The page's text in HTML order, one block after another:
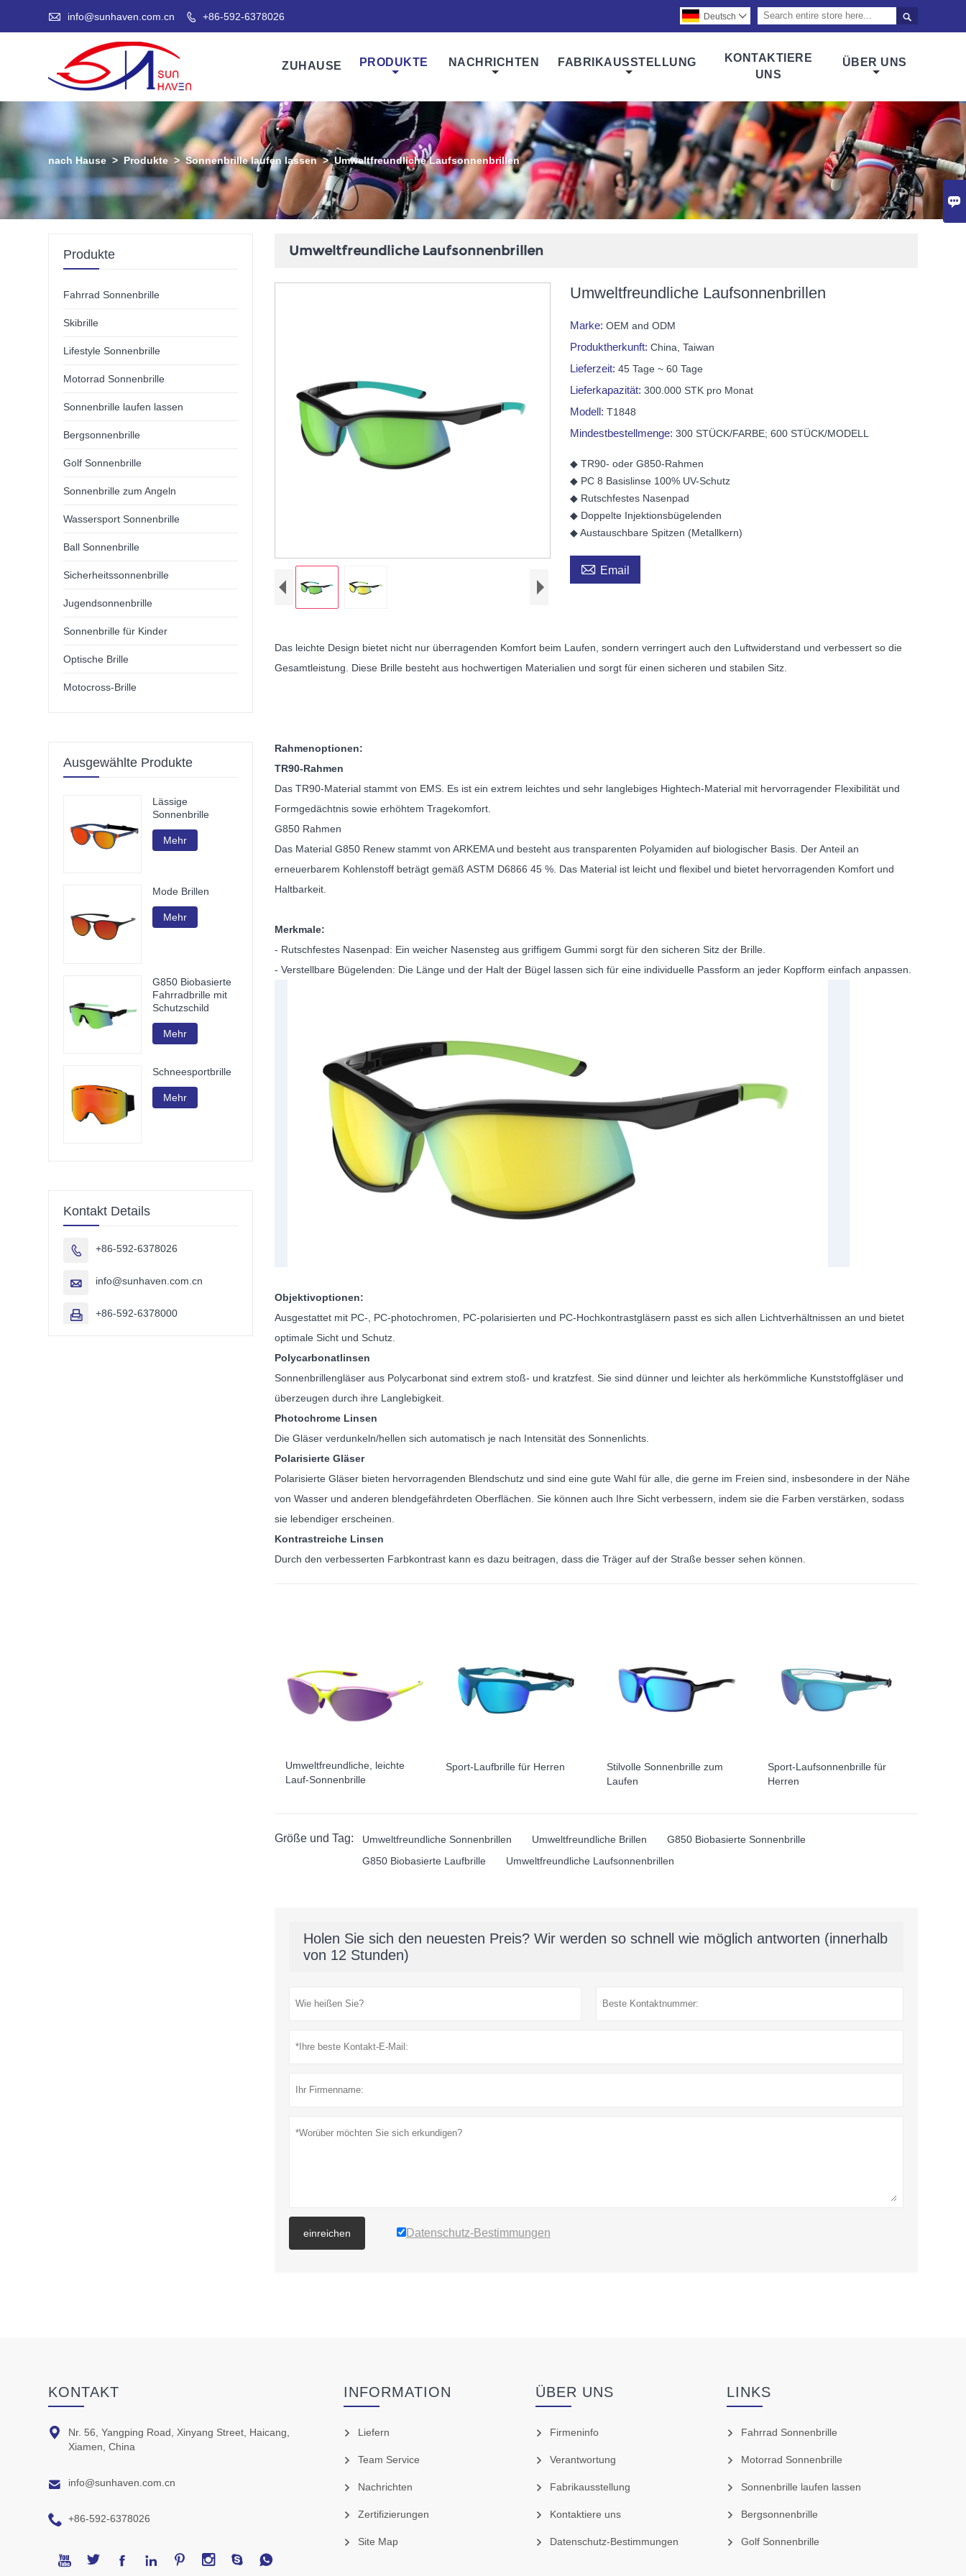

 info@sunhaven.com.cn  +86-592-6378026 
Deutsch 
ZUHAUSE PRODUKTE NACHRICHTEN FABRIKAUSSTELLUNG
KONTAKTIERE
UNS
ÜBER UNS
nach Hause > Produkte > Sonnenbrille laufen lassen > Umweltfreundliche Laufsonnenbrillen
Umweltfreundliche Laufsonnenbrillen
Umweltfreundliche Laufsonnenbrillen
Marke:OEM and ODM
Produktherkunft:China, Taiwan
Lieferzeit:45 Tage ~ 60 Tage
Lieferkapazität:300.000 STK pro Monat
Modell:T1848
Mindestbestellmenge:300 STÜCK/FARBE; 600 STÜCK/MODELL
◆ TR90- oder G850-Rahmen
◆ PC 8 Basislinse 100% UV-Schutz
◆ Rutschfestes Nasenpad
◆ Doppelte Injektionsbügelenden
◆ Austauschbare Spitzen (Metallkern)
 Email
Das leichte Design bietet nicht nur überragenden Komfort beim Laufen, sondern verringert auch den Luftwiderstand und verbessert so die
Gesamtleistung. Diese Brille besteht aus hochwertigen Materialien und sorgt für einen sicheren und stabilen Sitz.
Rahmenoptionen:
TR90-Rahmen
Das TR90-Material stammt von EMS. Es ist ein extrem leichtes und sehr langlebiges Hightech-Material mit hervorragender Flexibilität und
Formgedächtnis sowie erhöhtem Tragekomfort.
G850 Rahmen
Das Material G850 Renew stammt von ARKEMA und besteht aus transparenten Polyamiden auf biologischer Basis. Der Anteil an
erneuerbarem Kohlenstoff beträgt gemäß ASTM D6866 45 %. Das Material ist leicht und flexibel und bietet hervorragenden Komfort und
Haltbarkeit.
Merkmale:
- Rutschfestes Nasenpad: Ein weicher Nasensteg aus griffigem Gummi sorgt für den sicheren Sitz der Brille.
- Verstellbare Bügelenden: Die Länge und der Halt der Bügel lassen sich für eine individuelle Passform an jeder Kopfform einfach anpassen.
Objektivoptionen:
Ausgestattet mit PC-, PC-photochromen, PC-polarisierten und PC-Hochkontrastgläsern passt es sich allen Lichtverhältnissen an und bietet
optimale Sicht und Schutz.
Polycarbonatlinsen
Sonnenbrillengläser aus Polycarbonat sind extrem stoß- und kratzfest. Sie sind dünner und leichter als herkömmliche Kunststoffgläser und
überzeugen durch ihre Langlebigkeit.
Photochrome Linsen
Die Gläser verdunkeln/hellen sich automatisch je nach Intensität des Sonnenlichts.
Polarisierte Gläser
Polarisierte Gläser bieten hervorragenden Blendschutz und sind eine gute Wahl für alle, die gerne im Freien sind, insbesondere in der Nähe
von Wasser und anderen blendgefährdeten Oberflächen. Sie können auch Ihre Sicht verbessern, indem sie die Farben verstärken, sodass
sie lebendiger erscheinen.
Kontrastreiche Linsen
Durch den verbesserten Farbkontrast kann es dazu beitragen, dass die Träger auf der Straße besser sehen können.
Umweltfreundliche, leichte
Lauf-Sonnenbrille
Sport-Laufbrille für Herren
Stilvolle Sonnenbrille zum
Laufen
Sport-Laufsonnenbrille für
Herren
Größe und Tag: Umweltfreundliche Sonnenbrillen Umweltfreundliche Brillen
G850 Biobasierte Sonnenbrille
G850 Biobasierte Laufbrille
Umweltfreundliche Laufsonnenbrillen
Holen Sie sich den neuesten Preis? Wir werden so schnell wie möglich antworten (innerhalb
von 12 Stunden)
einreichen Datenschutz-Bestimmungen
Produkte
Fahrrad Sonnenbrille
Skibrille
Lifestyle Sonnenbrille
Motorrad Sonnenbrille
Sonnenbrille laufen lassen
Bergsonnenbrille
Golf Sonnenbrille
Sonnenbrille zum Angeln
Wassersport Sonnenbrille
Ball Sonnenbrille
Sicherheitssonnenbrille
Jugendsonnenbrille
Sonnenbrille für Kinder
Optische Brille
Motocross-Brille
Ausgewählte Produkte
Lässige
Sonnenbrille
Mehr
Mode Brillen
Mehr
G850 Biobasierte
Fahrradbrille mit
Schutzschild
Mehr
Schneesportbrille
Mehr
Kontakt Details
 +86-592-6378026
 info@sunhaven.com.cn
 +86-592-6378000
KONTAKT

Nr. 56, Yangping Road, Xinyang Street, Haicang,
Xiamen, China
 info@sunhaven.com.cn
 +86-592-6378026
       
INFORMATION
Liefern
Team Service
Nachrichten
Zertifizierungen
Site Map
ÜBER UNS
Firmeninfo
Verantwortung
Fabrikausstellung
Kontaktiere uns
Datenschutz-Bestimmungen
LINKS
Fahrrad Sonnenbrille
Motorrad Sonnenbrille
Sonnenbrille laufen lassen
Bergsonnenbrille
Golf Sonnenbrille